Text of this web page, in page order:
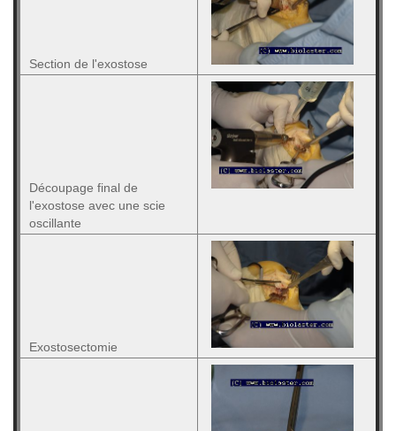
Section de l'exostose
Découpage final de
l'exostose avec une scie
oscillante
Exostosectomie